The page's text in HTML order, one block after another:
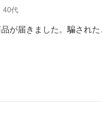
40代
が届きました。騙された